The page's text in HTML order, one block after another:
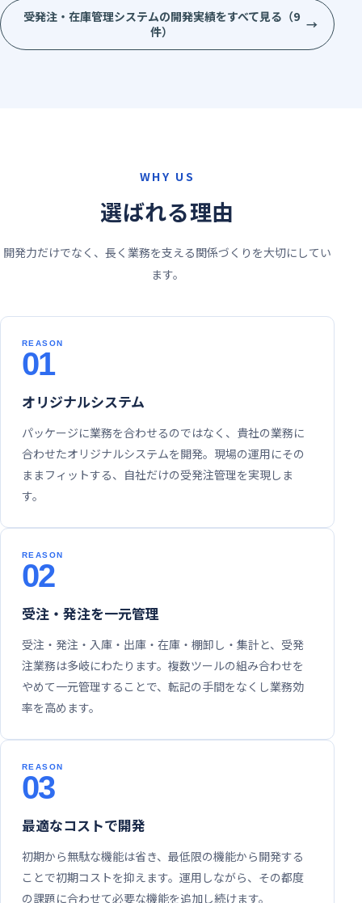
受発注・在庫管理システムの開発実績をすべて見る（9
件）
→
WHY US
選ばれる理由
開発力だけでなく、長く業務を支える関係づくりを大切にしてい
ます。
01
オリジナルシステム
パッケージに業務を合わせるのではなく、貴社の業務に
合わせたオリジナルシステムを開発。現場の運用にその
ままフィットする、自社だけの受発注管理を実現しま
す。
02
受注・発注を一元管理
受注・発注・入庫・出庫・在庫・棚卸し・集計と、受発
注業務は多岐にわたります。複数ツールの組み合わせを
やめて一元管理することで、転記の手間をなくし業務効
率を高めます。
03
最適なコストで開発
初期から無駄な機能は省き、最低限の機能から開発する
ことで初期コストを抑えます。運用しながら、その都度
の課題に合わせて必要な機能を追加し続けます。